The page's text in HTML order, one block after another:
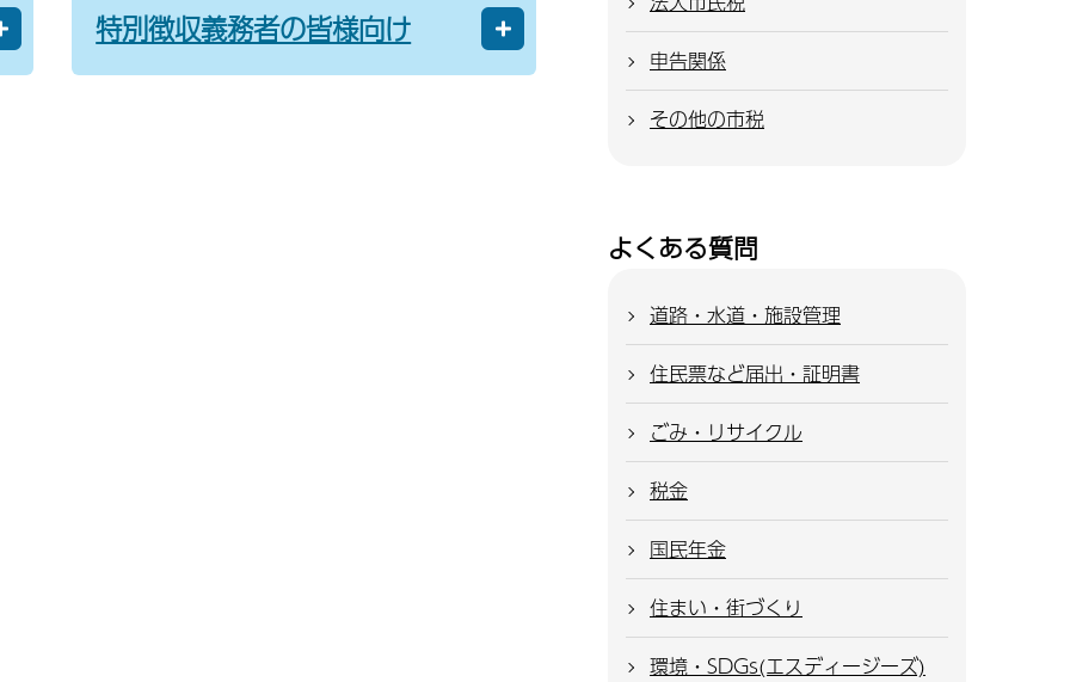
特別徴収義務者の皆様向け
申告関係
その他の市税
よくある質問
道路・水道・施設管理
住民票など届出・証明書
ごみ・リサイクル
税金
国民年金
住まい・街づくり
環境・SDGs(エスディージーズ)